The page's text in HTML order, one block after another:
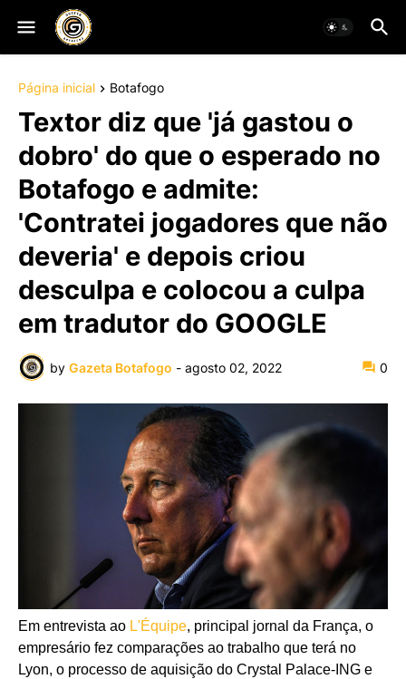
Página inicial Botafogo
Textor diz que 'já gastou o
dobro' do que o esperado no
Botafogo e admite:
'Contratei jogadores que não
deveria' e depois criou
desculpa e colocou a culpa
em tradutor do GOOGLE
by Gazeta Botafogo - agosto 02, 2022 0
Em entrevista ao L'Équipe, principal jornal da França, o
empresário fez comparações ao trabalho que terá no
Lyon, o processo de aquisição do Crystal Palace-ING e